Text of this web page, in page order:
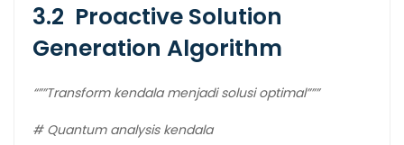
3.2 Proactive Solution
Generation Algorithm
“””Transform kendala menjadi solusi optimal”””
# Quantum analysis kendala